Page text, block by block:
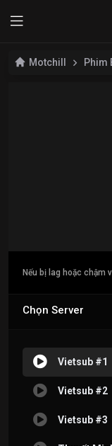
Motchill Phim
Nếu bị lag hoặc chậm
Chọn Server
Vietsub #1
Vietsub #2
Vietsub #3